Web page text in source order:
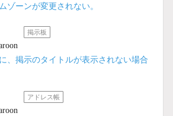
ゾーンが変更されない。
掲示板
、掲示のタイトルが表示されない場合
アドレス帳